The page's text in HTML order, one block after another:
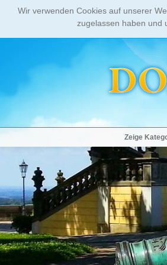
Wir verwenden Cookies auf unserer
zugelassen haben und
Zeige